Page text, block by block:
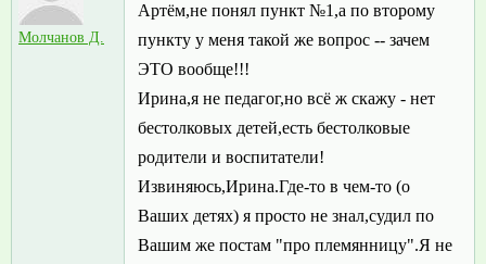
Молчанов Д.
Артём,не понял пункт №1,а по второму
пункту у меня такой же вопрос -- зачем
ЭТО вообще!!!
Ирина,я не педагог,но всё ж скажу - нет
бестолковых детей,есть бестолковые
родители и воспитатели!
Извиняюсь,Ирина.Где-то в чем-то (о
Ваших детях) я просто не знал,судил по
Вашим же постам "про племянницу".Я не